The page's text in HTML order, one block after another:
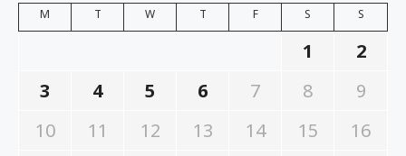
M T W T F S S
1
2
3
4 5 6 7 8
9
10
11 12 13 14 15
16